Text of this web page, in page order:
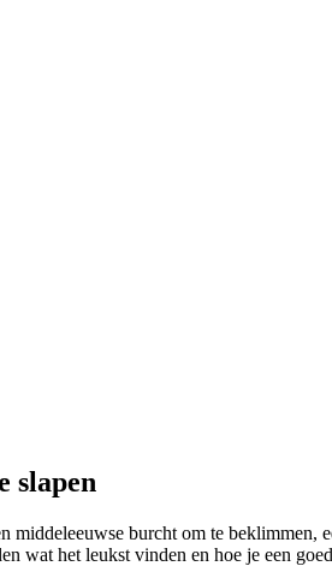
slapen
burcht om te beklimmen,
wat het leukst vinden en hoe je een